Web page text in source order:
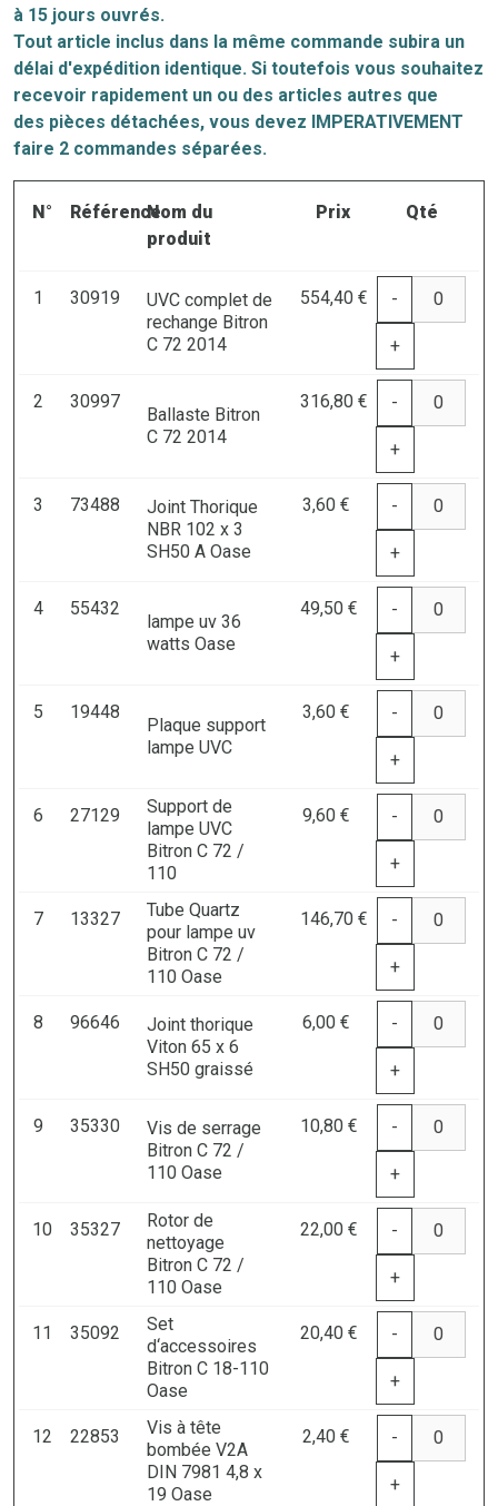
à 15 jours ouvrés.
Tout article inclus dans la même commande subira un
délai d'expédition identique. Si toutefois vous souhaitez
recevoir rapidement un ou des articles autres que
des pièces détachées, vous devez IMPERATIVEMENT
faire 2 commandes séparées.
N° RéférenceNom du
produit
Prix Qté
1 30919
UVC complet de
rechange Bitron
C 72 2014
554,40 € -
+
2 30997
Ballaste Bitron
C 72 2014
316,80 € -
+
3 73488
Joint Thorique
NBR 102 x 3
SH50 A Oase
3,60 € -
+
4 55432
lampe uv 36
watts Oase
49,50 € -
+
5 19448
Plaque support
lampe UVC
3,60 € -
+
6 27129
Support de
lampe UVC
Bitron C 72 /
110
9,60 € -
+
7 13327
Tube Quartz
pour lampe uv
Bitron C 72 /
110 Oase
146,70 € -
+
8 96646
Joint thorique
Viton 65 x 6
SH50 graissé
6,00 € -
+
9 35330
Vis de serrage
Bitron C 72 /
110 Oase
10,80 € -
+
10 35327
Rotor de
nettoyage
Bitron C 72 /
110 Oase
22,00 € -
+
11 35092
Set
d‘accessoires
Bitron C 18-110
Oase
20,40 € -
+
12 22853
Vis à tête
bombée V2A
DIN 7981 4,8 x
19 Oase
2,40 € -
+